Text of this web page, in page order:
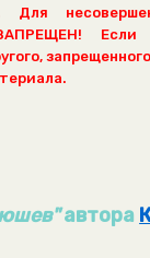
Для
автора